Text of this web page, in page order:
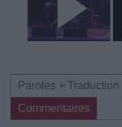
Paroles + Traduction
Commentaires